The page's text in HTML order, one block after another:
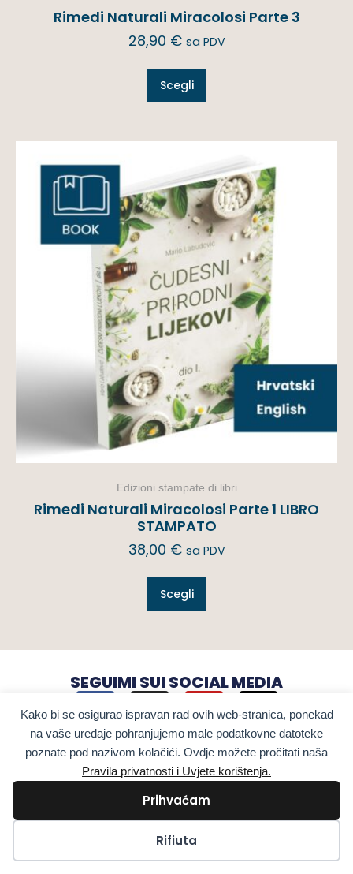
Kako bi se osigurao ispravan rad ovih web-stranica, ponekad
na vaše uređaje pohranjujemo male podatkovne datoteke
poznate pod nazivom kolačići. Ovdje možete pročitati naša
Pravila privatnosti i Uvjete korištenja.
Prihvaćam
Rifiuta
Rimedi Naturali Miracolosi Parte 3
28,90 € sa PDV
Scegli
Edizioni stampate di libri
Rimedi Naturali Miracolosi Parte 1 LIBRO
STAMPATO
38,00 € sa PDV
Scegli
SEGUIMI SUI SOCIAL MEDIA